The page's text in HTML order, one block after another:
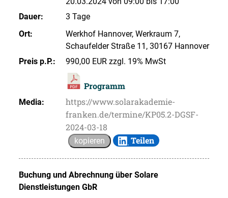
Dauer:
3 Tage
Ort:
Werkhof Hannover, Werkraum 7,
Schaufelder Straße 11, 30167 Hannover
Preis p.P.:
990,00 EUR zzgl. 19% MwSt
Programm
Media:
https://www.solarakademie-
franken.de/termine/KP05.2-DGSF-
2024-03-18
kopieren Teilen
Buchung und Abrechnung über Solare
Dienstleistungen GbR